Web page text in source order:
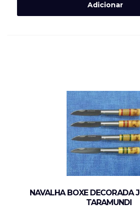
Adicionar
NAVALHA BOXE DECORADA
TARAMUNDI